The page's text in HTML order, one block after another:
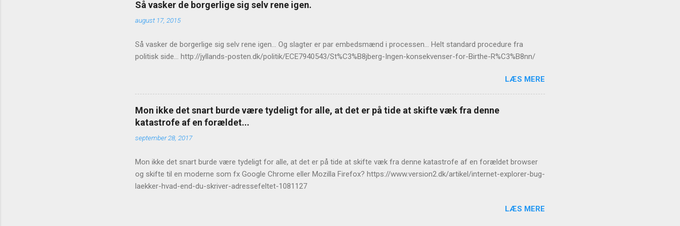
Så vasker de borgerlige sig selv rene igen.
august 17, 2015
Så vasker de borgerlige sig selv rene igen... Og slagter er par embedsmænd i processen... Helt standard procedure fra
politisk side... http://jyllands-posten.dk/politik/ECE7940543/St%C3%B8jberg-Ingen-konsekvenser-for-Birthe-R%C3%B8nn/
LÆS MERE
Mon ikke det snart burde være tydeligt for alle, at det er på tide at skifte væk fra denne
katastrofe af en forældet...
september 28, 2017
Mon ikke det snart burde være tydeligt for alle, at det er på tide at skifte væk fra denne katastrofe af en forældet browser
og skifte til en moderne som fx Google Chrome eller Mozilla Firefox? https://www.version2.dk/artikel/internet-explorer-bug-
laekker-hvad-end-du-skriver-adressefeltet-1081127
LÆS MERE